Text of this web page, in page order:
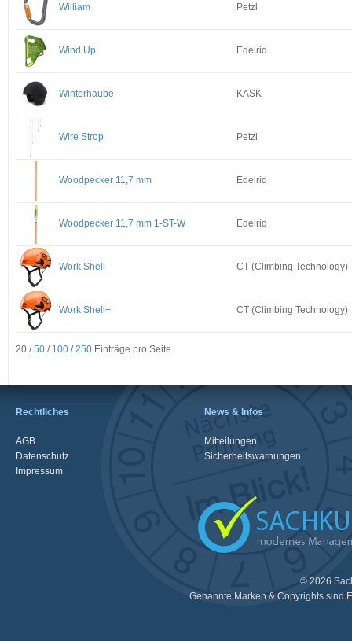
William Petzl
Wind Up Edelrid
Winterhaube KASK
Wire Strop Petzl
Woodpecker 11,7 mm Edelrid
Woodpecker 11,7 mm 1-ST-W Edelrid
Work Shell CT (Climbing Technology)
Work Shell+ CT (Climbing Technology)
20 /50 / 100 /250 Einträge pro Seite
Rechtliches
AGB
Datenschutz
Impressum
News & Infos
Mitteilungen
Sicherheitswarnungen
© 2026
Genannte Marken & Copyrights sind